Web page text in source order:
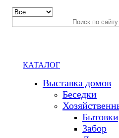
КАТАЛОГ
Выставка домов
Беседки
Забор